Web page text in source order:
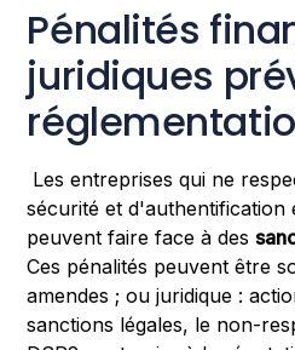
Pénalités
juridiques
Les entreprises qui ne
sécurité et d'authentification
peuvent faire face à des
Ces pénalités peuvent être
amendes ; ou juridique :
sanctions légales, le non-